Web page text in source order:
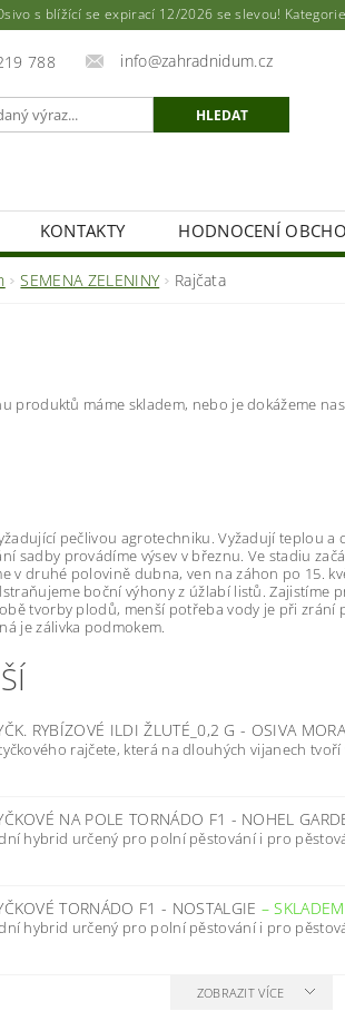
s blížící se expirací 12/2026 se slevou! Kategorie
788 info@zahradnidum.cz
KONTAKTY HODNOCENÍ
SEMENA ZELENINY Rajčata
produktů máme skladem, nebo je
pečlivou agrotechniku. Vyžadují teplou
sadby provádíme výsev v březnu. Ve stadiu
v druhé polovině dubna, ven na záhon po 15.
boční výhony z úžlabí listů. Zajistíme
tvorby plodů, menší potřeba vody je při zrání
je zálivka podmokem.
RYBÍZOVÉ ILDI ŽLUTÉ_0,2 G - OSIVA
rajčete, která na dlouhých vijanech tvoří
NA POLE TORNÁDO F1 - NOHEL
hybrid určený pro polní pěstování i pro
TORNÁDO F1 - NOSTALGIE –SKLADEM
hybrid určený pro polní pěstování i pro
ZOBRAZIT VÍCE